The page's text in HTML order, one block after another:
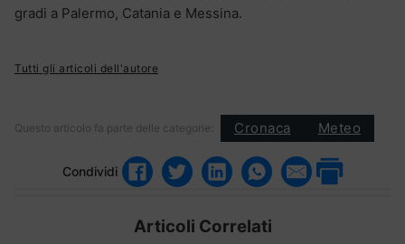
gradi a Palermo, Catania e Messina.
Tutti gli articoli dell'autore
Questo articolo fa parte delle categorie: Cronaca Meteo
Condividi
Articoli Correlati